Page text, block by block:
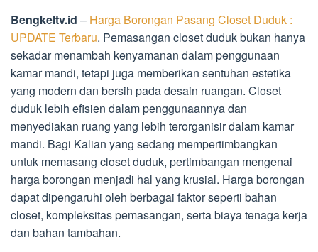
Bengkeltv.id – Harga Borongan Pasang Closet Duduk :
UPDATE Terbaru. Pemasangan closet duduk bukan hanya
sekadar menambah kenyamanan dalam penggunaan
kamar mandi, tetapi juga memberikan sentuhan estetika
yang modern dan bersih pada desain ruangan. Closet
duduk lebih efisien dalam penggunaannya dan
menyediakan ruang yang lebih terorganisir dalam kamar
mandi. Bagi Kalian yang sedang mempertimbangkan
untuk memasang closet duduk, pertimbangan mengenai
harga borongan menjadi hal yang krusial. Harga borongan
dapat dipengaruhi oleh berbagai faktor seperti bahan
closet, kompleksitas pemasangan, serta biaya tenaga kerja
dan bahan tambahan.